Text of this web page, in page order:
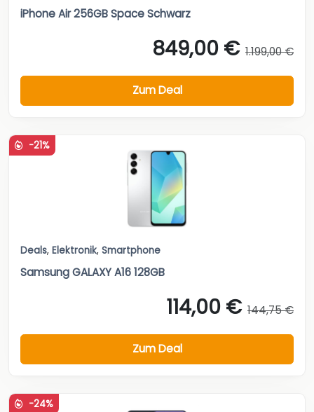
iPhone Air 256GB Space Schwarz
849,00 € 1.199,00 €
Zum Deal
-21%
Deals, Elektronik, Smartphone
Samsung GALAXY A16 128GB
114,00 € 144,75 €
Zum Deal
-24%